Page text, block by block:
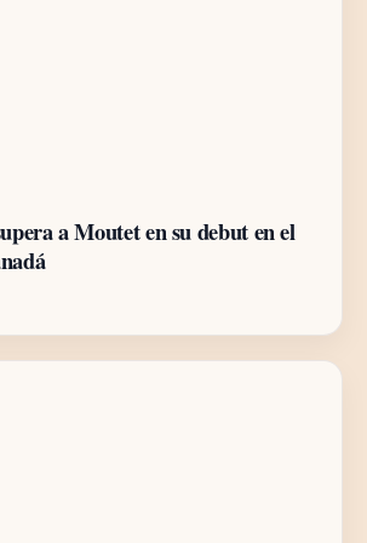
a Moutet en su debut en el